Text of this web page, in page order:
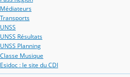
Médiateurs
Transports
UNSS
UNSS Résultats
UNSS Planning
Classe Musique
Esidoc : le site du CDI